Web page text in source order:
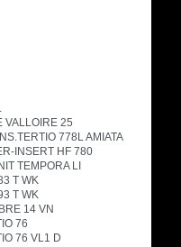
VALLOIRE 25
778L AMIATA
INSERT HF 780
TEMPORA LI
T WK
T WK
14 VN
76
76 VL1 D